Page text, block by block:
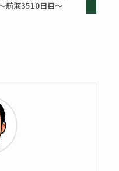
航海3510日目～